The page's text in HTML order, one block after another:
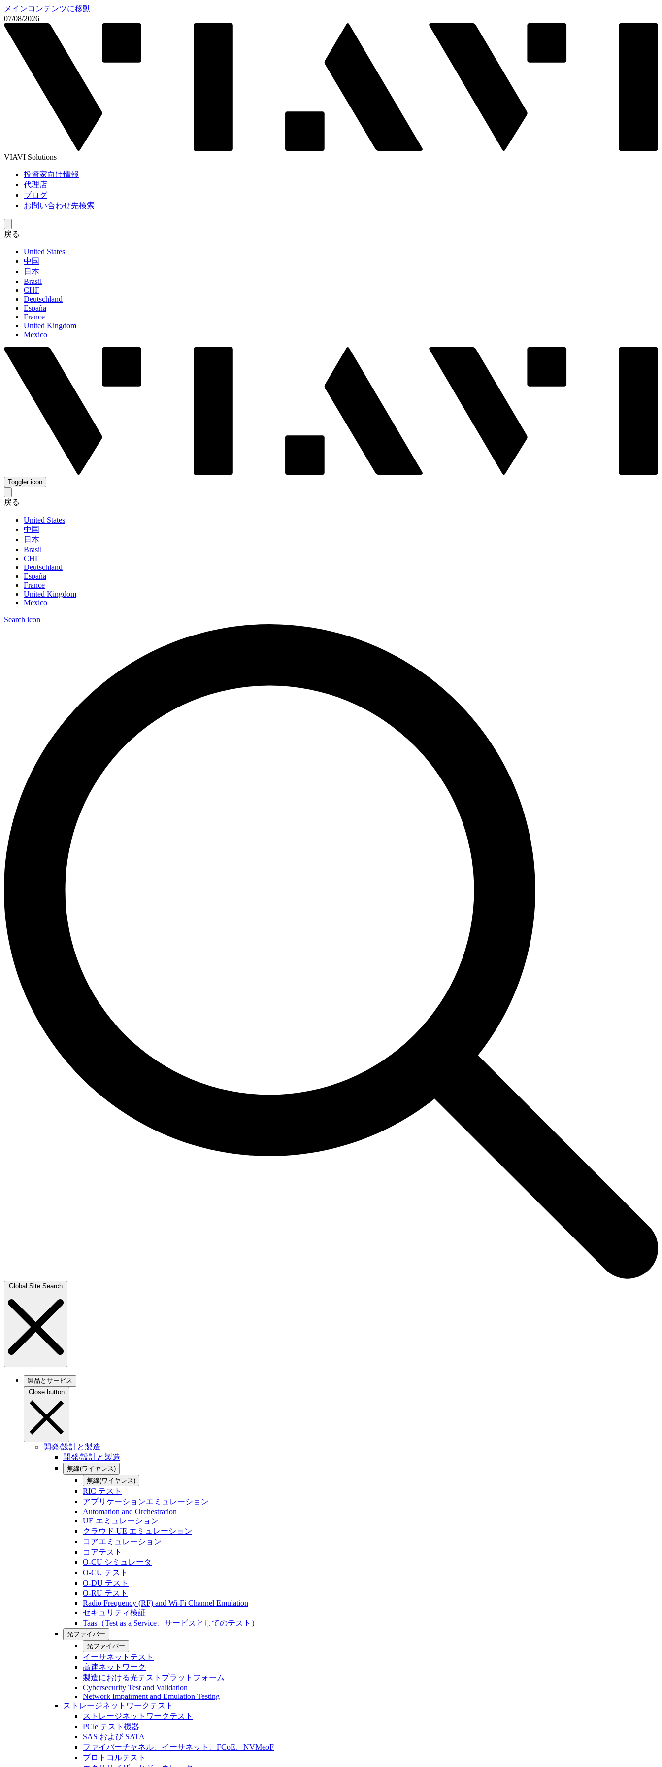
メインコンテンツに移動
07/08/2026
VIAVI Solutions
投資家向け情報
代理店
ブログ
お問い合わせ先検索
戻る
United States
中国
日本
Brasil
СНГ
Deutschland
España
France
United Kingdom
Mexico
Toggler icon
戻る
United States
中国
日本
Brasil
СНГ
Deutschland
España
France
United Kingdom
Mexico
Search icon
Global Site Search
製品とサービス
Close button
開発/設計と製造
開発/設計と製造
無線(ワイヤレス)
無線(ワイヤレス)
RIC テスト
アプリケーションエミュレーション
Automation and Orchestration
UE エミュレーション
クラウド UE エミュレーション
コアエミュレーション
コアテスト
O-CU シミュレータ
O-CU テスト
O-DU テスト
O-RU テスト
Radio Frequency (RF) and Wi-Fi Channel Emulation
セキュリティ検証
Taas（Test as a Service、サービスとしてのテスト）
光ファイバー
光ファイバー
イーサネットテスト
高速ネットワーク
製造における光テストプラットフォーム
Cybersecurity Test and Validation
Network Impairment and Emulation Testing
ストレージネットワークテスト
ストレージネットワークテスト
PCle テスト機器
SAS および SATA
ファイバーチャネル、イーサネット、FCoE、NVMeoF
プロトコルテスト